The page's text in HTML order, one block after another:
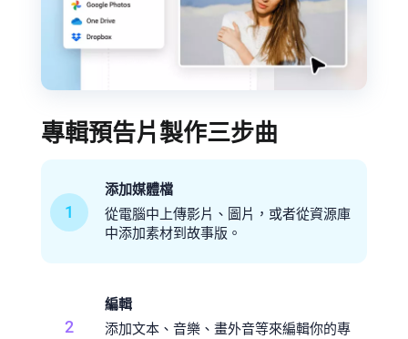
專輯預告片製作三步曲
1
添加媒體檔
從電腦中上傳影片、圖片，或者從資源庫
中添加素材到故事版。
2
編輯
添加文本、音樂、畫外音等來編輯你的專